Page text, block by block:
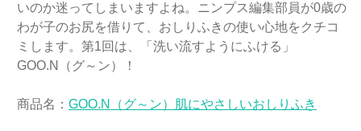
いのか迷ってしまいますよね。ニンプス編集部員が0歳の
わが子のお尻を借りて、おしりふきの使い心地をクチコ
ミします。第1回は、「洗い流すようにふける」
GOO.N（グ～ン）！
商品名： GOO.N（グ～ン）肌にやさしいおしりふき